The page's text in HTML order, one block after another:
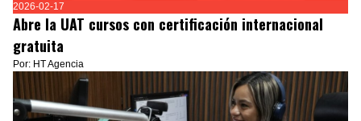
2026-02-17
Abre la UAT cursos con certificación internacional
gratuita
Por: HT Agencia